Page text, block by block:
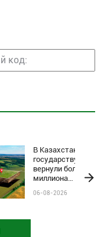
В Казахстане
государству
вернули более
миллиона
сельхозземель
06-08-2026